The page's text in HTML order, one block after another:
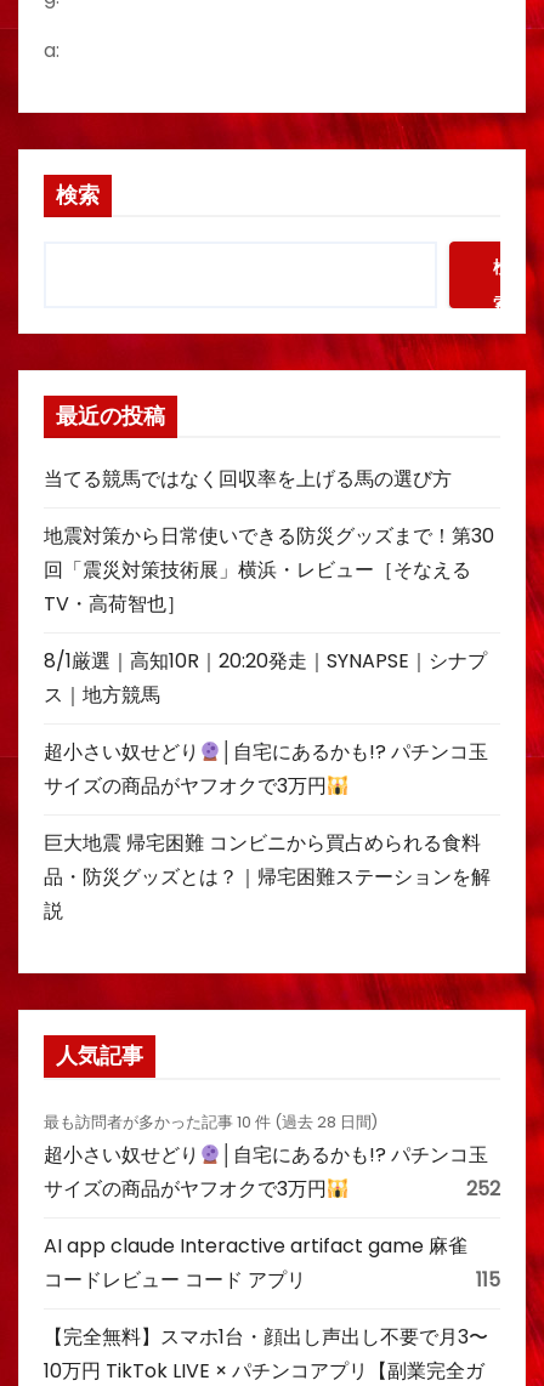
a:
検索
検
索
最近の投稿
当てる競馬ではなく回収率を上げる馬の選び方
地震対策から日常使いできる防災グッズまで！第30
回「震災対策技術展」横浜・レビュー［そなえる
TV・高荷智也］
8/1厳選｜高知10R｜20:20発走｜SYNAPSE｜シナプ
ス｜地方競馬
超小さい奴せどり
│自宅にあるかも!? パチンコ玉
サイズの商品がヤフオクで3万円
巨大地震 帰宅困難 コンビニから買占められる食料
品・防災グッズとは？｜帰宅困難ステーションを解
説
人気記事
最も訪問者が多かった記事 10 件 (過去 28 日間)
超小さい奴せどり
│自宅にあるかも!? パチンコ玉
サイズの商品がヤフオクで3万円
252
AI app claude Interactive artifact game 麻雀
コードレビュー コード アプリ
115
【完全無料】スマホ1台・顔出し声出し不要で月3〜
10万円 TikTok LIVE × パチンコアプリ【副業完全ガ